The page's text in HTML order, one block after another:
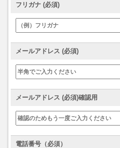
フリガナ (必須)
メールアドレス (必須)
メールアドレス (必須)確認用
電話番号（必須）